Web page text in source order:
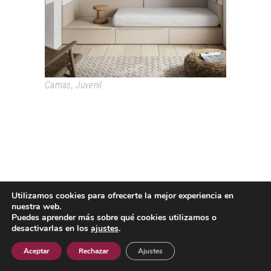
Camas,Juvenil
Passeig Colom, 18 08002 Barcelona T. +34 933193361
Aviso LegalIPolítica de privacidad
Utilizamos cookies para ofrecerte la mejor experiencia en
nuestra web.
Puedes aprender más sobre qué cookies utilizamos o
desactivarlas en los ajustes.
Aceptar Rechazar Ajustes